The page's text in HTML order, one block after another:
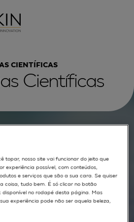
CIENTÍFICAS
Científicas
topar, nosso site vai funcionar do jeito que
experiência possível, com conteúdos,
e serviços que são a sua cara. Se quiser
coisa, tudo bem. É só clicar no botão
disponível no rodapé desta página. Mas
experiência pode não ser aquela beleza,